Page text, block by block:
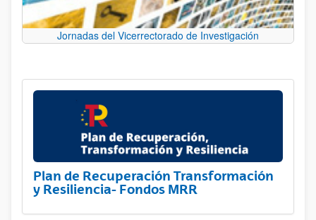
Jornadas del Vicerrectorado de Investigación
Plan de Recuperación Transformación
y Resiliencia- Fondos MRR